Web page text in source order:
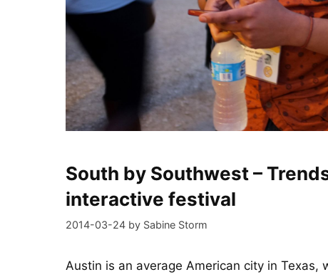
South by Southwest –
interactive festival
2014-03-24 by Sabine Storm
Austin is an average American city in